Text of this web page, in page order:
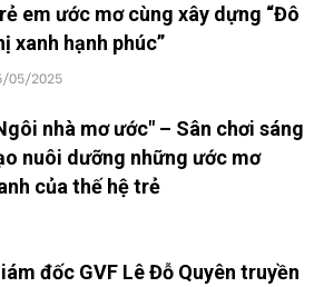
em ước mơ cùng xây dựng “Đô
xanh hạnh phúc”
05/2025
nhà mơ ước" – Sân chơi sáng
nuôi dưỡng những ước mơ
của thế hệ trẻ
đốc GVF Lê Đỗ Quyên truyền